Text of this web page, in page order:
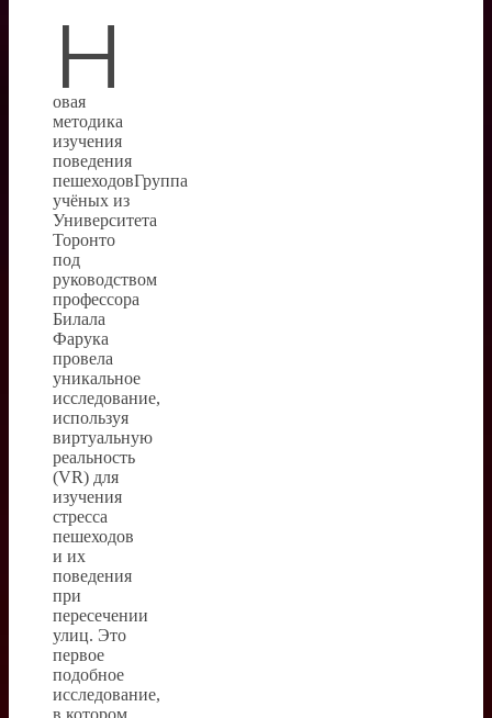
Н
овая
методика
изучения
поведения
пешеходовГруппа
учёных из
Университета
Торонто
под
руководством
профессора
Билала
Фарука
провела
уникальное
исследование,
используя
виртуальную
реальность
(VR) для
изучения
стресса
пешеходов
и их
поведения
при
пересечении
улиц. Это
первое
подобное
исследование,
в котором